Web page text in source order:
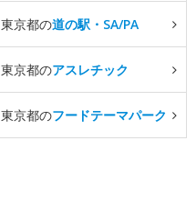
東京都の道の駅・SA/PA
東京都のアスレチック
東京都のフードテーマパーク